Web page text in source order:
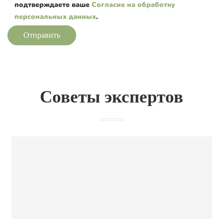
подтверждаете ваше Согласие на обработку
персональных данных.
Отправить
Советы экспертов